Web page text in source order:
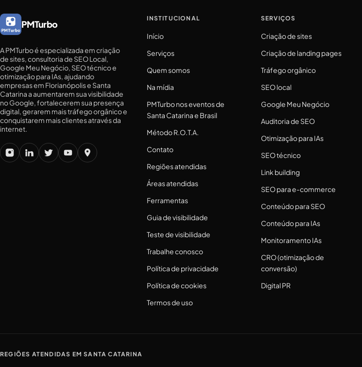
PMTurbo
A PMTurbo é especializada em criação
de sites, consultoria de SEO Local,
Google Meu Negócio, SEO técnico e
otimização para IAs, ajudando
empresas em Florianópolis e Santa
Catarina a aumentarem sua visibilidade
no Google, fortalecerem sua presença
digital, gerarem mais tráfego orgânico e
conquistarem mais clientes através da
internet.
INSTITUCIONAL
Início
Serviços
Quem somos
Na mídia
PMTurbo nos eventos de
Santa Catarina e Brasil
Método R.O.T.A.
Contato
Regiões atendidas
Áreas atendidas
Ferramentas
Guia de visibilidade
Teste de visibilidade
Trabalhe conosco
Política de privacidade
Política de cookies
Termos de uso
SERVIÇOS
Criação de sites
Criação de landing pages
Tráfego orgânico
SEO local
Google Meu Negócio
Auditoria de SEO
Otimização para IAs
SEO técnico
Link building
SEO para e-commerce
Conteúdo para SEO
Conteúdo para IAs
Monitoramento IAs
CRO (otimização de
conversão)
Digital PR
REGIÕES ATENDIDAS EM SANTA CATARINA